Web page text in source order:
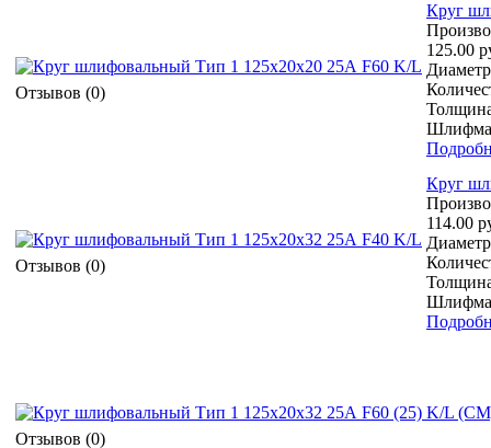
Отзывов (0)
Круг
125.00
Отзывов (0)
Круг
114.00
Отзывов (0)